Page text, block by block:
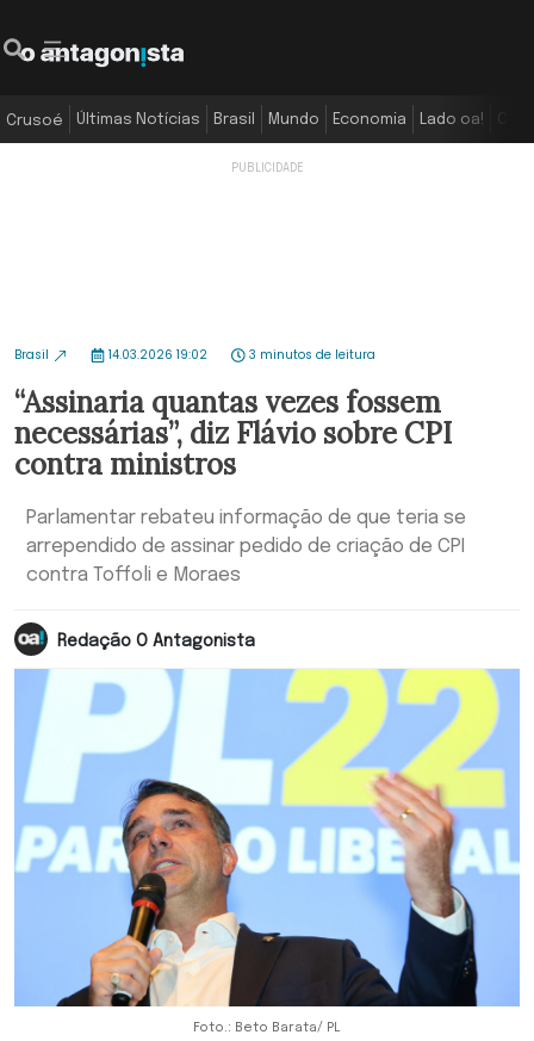
Crusoé Últimas Notícias Brasil Mundo Economia Lado oa!
Brasil 14.03.2026 19:02 3 minutos de leitura
“Assinaria quantas vezes fossem
necessárias”, diz Flávio sobre CPI
contra ministros
Parlamentar rebateu informação de que teria se
arrependido de assinar pedido de criação de CPI
contra Toffoli e Moraes
Redação O Antagonista
Foto.: Beto Barata/ PL